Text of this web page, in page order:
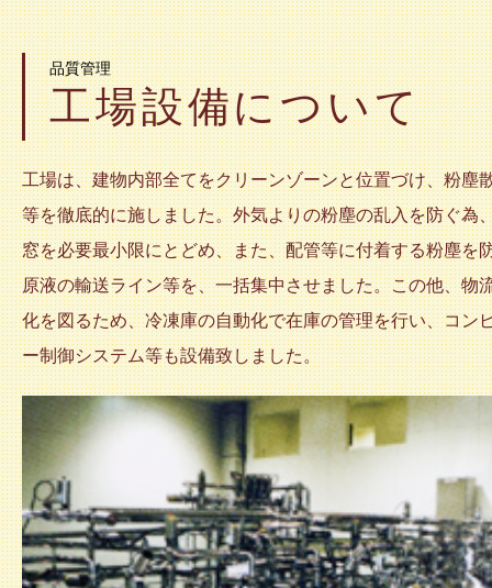
品質管理
工場設備について
工場は、建物内部全てをクリーンゾーンと位置づけ、粉塵
等を徹底的に施しました。外気よりの粉塵の乱入を防ぐ為
窓を必要最小限にとどめ、また、配管等に付着する粉塵を
原液の輸送ライン等を、一括集中させました。この他、物
化を図るため、冷凍庫の自動化で在庫の管理を行い、コン
ー制御システム等も設備致しました。